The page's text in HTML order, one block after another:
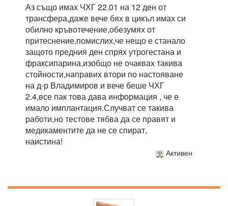
Аз също имах ЧХГ 22.01 на 12 ден от
трансфера,даже вече бях в цикъл имах си
обилно кръвотечение,обезумях от
притеснение,помислих,че нещо е станало
защото предния ден спрях утрогестана и
фраксипарина,изобщо не очаквах такива
стойности,направих втори по настояване
на д-р Владимиров и вече беше ЧХГ
2.4,все пак това дава информация , че е
имало имплантация.Случват се такива
работи,но тестове тябва да се правят и
медикаментите да не се спират,
наистина!
Активен